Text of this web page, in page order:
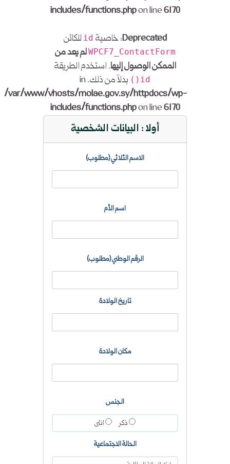
includes/functions.phpon line6170
Deprecated: خاصية id للكائن
WPCF7_ContactFormلم يعد من
الممكن الوصول إليها. استخدم الطريقة
id()
بدلاً من ذلك. in
/var/www/vhosts/molae.gov.sy/httpdocs/wp-
includes/functions.phpon line6170
أولا : البيانات الشخصية
الاسم الثلاثي (مطلوب)
اسم الأم
الرقم الوطني (مطلوب)
تاريخ الولادة
مكان الولادة
الجنس
ذكر انثى
الحالة الاجتماعية